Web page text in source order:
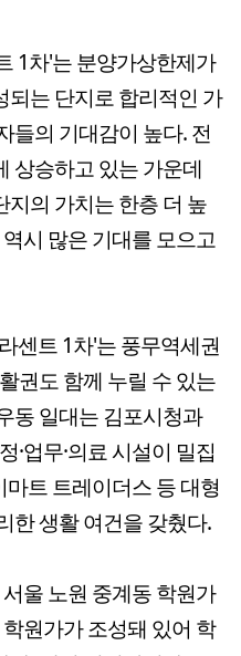
1차'는 분양가상한제가
는 단지로 합리적인 가
들의 기대감이 높다. 전
상승하고 있는 가운데
의 가치는 한층 더 높
시 많은 기대를 모으고
센트 1차'는 풍무역세권
권도 함께 누릴 수 있는
동 일대는 김포시청과
·업무·의료 시설이 밀집
트 트레이더스 등 대형
한 생활 여건을 갖췄다.
울 노원 중계동 학원가
원가가 조성돼 있어 학